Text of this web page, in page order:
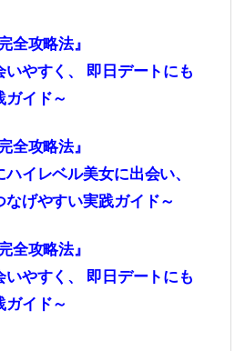
全攻略法』
いやすく、 即日デートにも
ガイド～
全攻略法』
イレベル美女に出会い、
げやすい実践ガイド～
全攻略法』
いやすく、 即日デートにも
ガイド～